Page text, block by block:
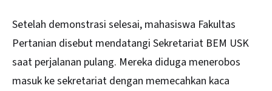
Setelah demonstrasi selesai, mahasiswa Fakultas
Pertanian disebut mendatangi Sekretariat BEM USK
saat perjalanan pulang. Mereka diduga menerobos
masuk ke sekretariat dengan memecahkan kaca